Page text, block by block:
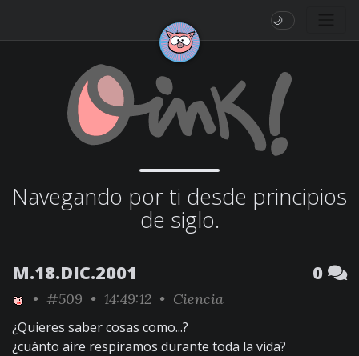
🌙
Navegando por ti desde principios
de siglo.
M.18.DIC.2001 0
• #509 • 14:49:12 • Ciencia
¿Quieres saber cosas como...?
¿cuánto aire respiramos durante toda la vida?